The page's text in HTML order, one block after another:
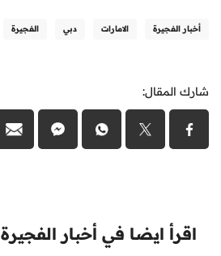
أخبار الفجيرة الامارات دبي الفجيرة
شارك المقال:
اقرأ ايضا في أخبار الفجيرة